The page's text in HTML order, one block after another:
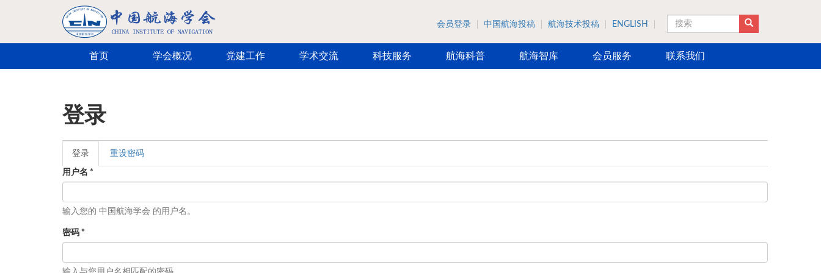
会员登录 中国航海投稿 航海技术投稿 ENGLISH
搜索
首页 学会概况 党建工作 学术交流 科技服务 航海科普 航海智库 会员服务 联系我们
登录
主标签
登录
动标
重设密码
用户名 *
输入您的 中国航海学会 的用户名。
密码 *